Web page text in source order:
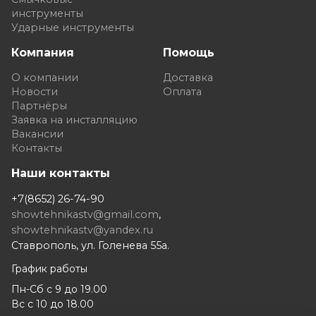
инструменты
Ударные инструменты
Компания
О компании
Новости
Партнёры
Заявка на инсталляцию
Вакансии
Контакты
Помощь
Доставка
Оплата
Наши контакты
+7(8652) 26-74-90
showtehnikastv@gmail.com,
showtehnikastv@yandex.ru
Ставрополь, ул. Голенева 55а.
График работы
Пн-Сб с 9 до 19.00
Вс с 10 до 18.00